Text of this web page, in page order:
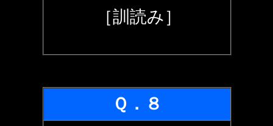
［訓読み］
Ｑ．８